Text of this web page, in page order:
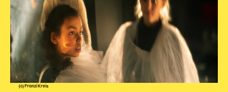
Karten + Preise
Anfahrt
Vermietung
Café
Newsletter
SPENDEN + FÖRDERN
(c) Franzi Kreis